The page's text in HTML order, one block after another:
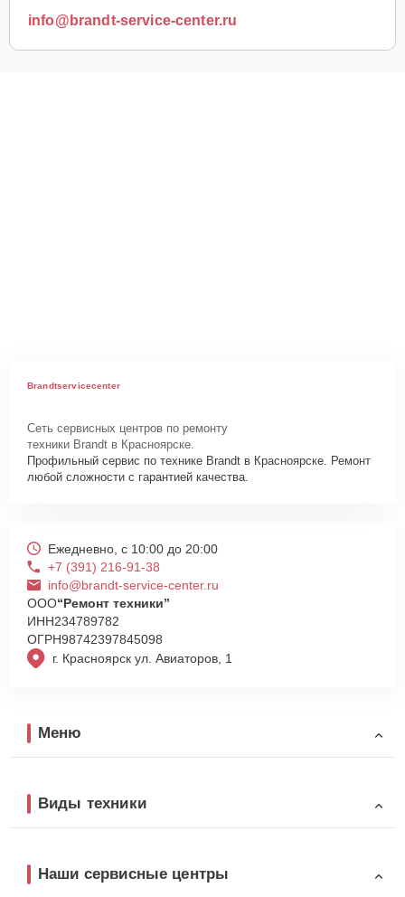
info@brandt-service-center.ru
Brandtservicecenter
Сеть сервисных центров по ремонту
техники Brandt в Красноярске.
Профильный сервис по технике Brandt в Красноярске. Ремонт
любой сложности с гарантией качества.
г. Красноярск ул. Авиаторов, 1
Ежедневно, с 10:00 до 20:00
+7 (391) 216-91-38
info@brandt-service-center.ru
ООО“Ремонт техники”
ИНН234789782
ОГРН98742397845098
Меню
Виды техники
Наши сервисные центры